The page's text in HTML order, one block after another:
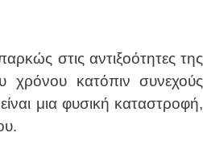
στις αντιξοότητες της
χρόνου κατόπιν συνεχούς
μια φυσική καταστροφή,